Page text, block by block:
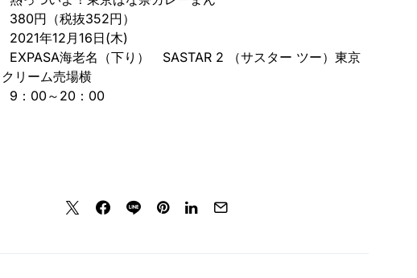
円（税抜352円）
2021年12月16日(木)
EXPASA海老名（下り） SASTAR 2 （サスター ツー）東京
リーム売場横
9：00～20：00